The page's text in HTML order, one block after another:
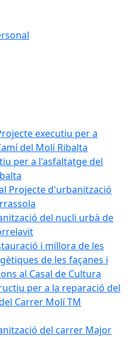
executiu per a
del Molí Ribalta
per a l'asfaltatge del
Projecte d'urbanització
del nucli urbà de
i millora de les
de les façanes i
al Casal de Cultura
per a la reparació del
Carrer Molí TM
del carrer Major